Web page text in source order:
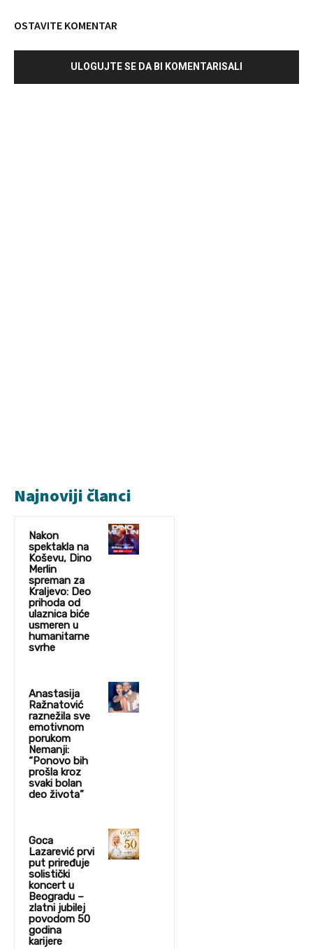
OSTAVITE KOMENTAR
ULOGUJTE SE DA BI KOMENTARISALI
Najnoviji članci
Nakon
spektakla na
Koševu, Dino
Merlin
spreman za
Kraljevo: Deo
prihoda od
ulaznica biće
usmeren u
humanitarne
svrhe
Anastasija
Ražnatović
raznežila sve
emotivnom
porukom
Nemanji:
“Ponovo bih
prošla kroz
svaki bolan
deo života”
Goca
Lazarević prvi
put priređuje
solistički
koncert u
Beogradu –
zlatni jubilej
povodom 50
godina
karijere